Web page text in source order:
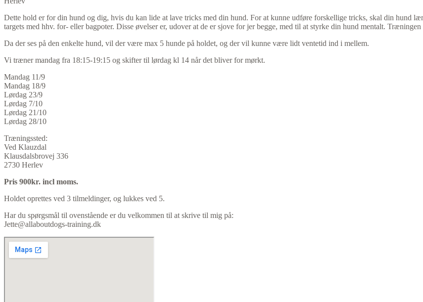
Dette hold er for din hund og dig, hvis du kan lide at lave tricks med din hund. For at kunne udføre forskellige tricks, skal din hund
targets med hhv. for- eller bagpoter. Disse øvelser er, udover at de er sjove for jer begge, med til at styrke din hund mentalt. Træningen
Da der ses på den enkelte hund, vil der være max 5 hunde på holdet, og der vil kunne være lidt ventetid ind i mellem.
Vi træner mandag fra 18:15-19:15 og skifter til lørdag kl 14 når det bliver for mørkt.
Mandag 11/9
Mandag 18/9
Lørdag 23/9
Lørdag 7/10
Lørdag 21/10
Lørdag 28/10
Træningssted:
Ved Klauzdal
Klausdalsbrovej 336
2730 Herlev
Pris 900kr. incl moms.
Holdet oprettes ved 3 tilmeldinger, og lukkes ved 5.
Har du spørgsmål til ovenstående er du velkommen til at skrive til mig på:
Jette@allaboutdogs-training.dk